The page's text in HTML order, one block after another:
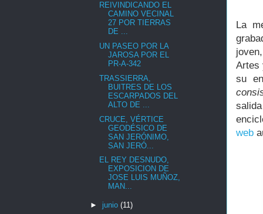
La
Artes
su
web
REIVINDICANDO EL
CAMINO VECINAL
27 POR TIERRAS
DE ...
UN PASEO POR LA
JAROSA POR EL
PR-A-342
TRASSIERRA,
BUITRES DE LOS
ESCARPADOS DEL
ALTO DE ...
CRUCE, VÉRTICE
GEODÉSICO DE
SAN JERÓNIMO,
SAN JERÓ...
EL REY DESNUDO,
EXPOSICION DE
JOSE LUIS MUÑOZ,
MAN...
► junio (11)